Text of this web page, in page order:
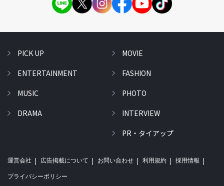
PICK UP
ENTERTAINMENT
MUSIC
DRAMA
MOVIE
FASHION
PHOTO
INTERVIEW
PR・タイアップ
運営会社 広告掲載について お問い合わせ 利用規約 採用情報
プライバシーポリシー